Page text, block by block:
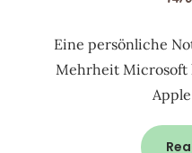
Eine persönliche
Mehrheit Microsoft